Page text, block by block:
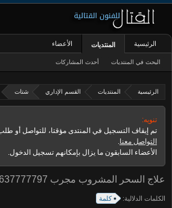
الرئيسية المنتديات القسم الإداري شتات
تنويه:
تم إيقاف التسجيل في المنتدى مؤقتا، للتواصل أو
التواصل معنا.
الأعضاء السابقون ما يزال بإمكانهم تسجيل الدخول.
علاج السحر المشروب مجرب 004917637777797
الكلمات الدلالية: كلمة
الرئيسية المنتديات
البحث في المنتديات أحدث المشاركات
الأعضاء